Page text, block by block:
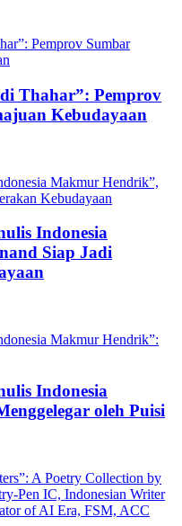
Thahar”: Pemprov
Kebudayaan
Indonesia
Siap Jadi
Indonesia
oleh Puisi